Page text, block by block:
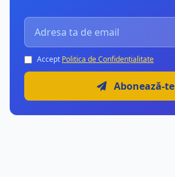
Accept Politica de Confidențialitate
Abonează-te